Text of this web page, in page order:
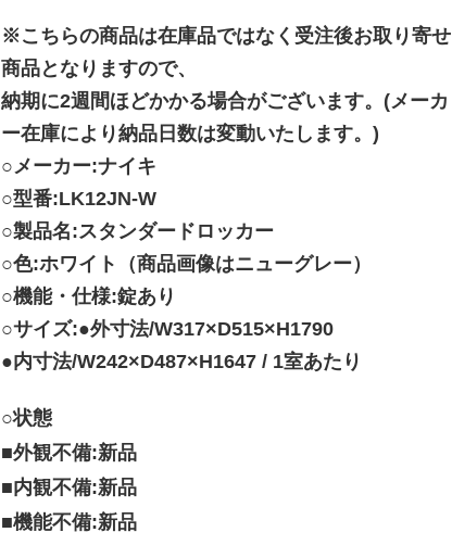
※こちらの商品は在庫品ではなく受注後お取り寄せ
商品となりますので、
納期に2週間ほどかかる場合がございます。(メーカ
ー在庫により納品日数は変動いたします。)
○メーカー:ナイキ
○型番:LK12JN-W
○製品名:スタンダードロッカー
○色:ホワイト（商品画像はニューグレー）
○機能・仕様:錠あり
○サイズ:●外寸法/W317×D515×H1790
●内寸法/W242×D487×H1647 / 1室あたり
○状態
■外観不備:新品
■内観不備:新品
■機能不備:新品